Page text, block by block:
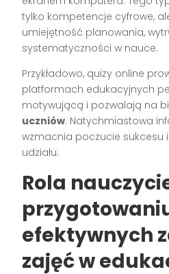
tylko kompetencje cyfrowe,
umiejętność planowania,
systematyczności w nauce.
Przykładowo, quizy online
platformach edukacyjnych
motywującą i pozwalają na
uczniów. Natychmiastowa
wzmacnia poczucie sukcesu
udziału.
Rola
efektywnych
zajęć w